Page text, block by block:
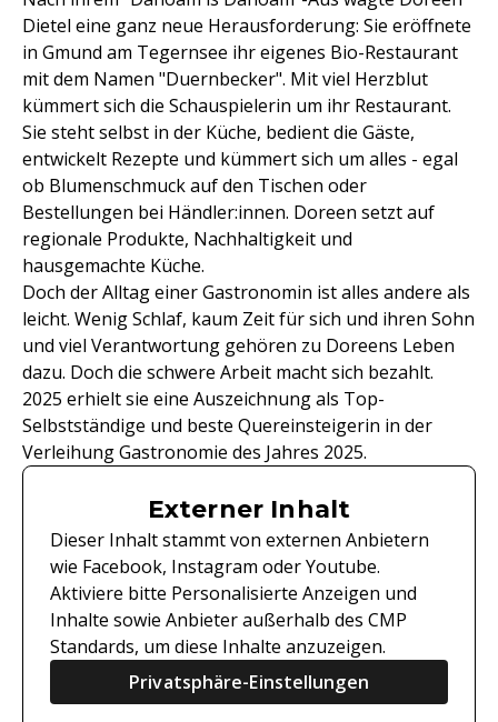
Dietel eine ganz neue Herausforderung: Sie eröffnete
in Gmund am Tegernsee ihr eigenes Bio-Restaurant
mit dem Namen "Duernbecker". Mit viel Herzblut
kümmert sich die Schauspielerin um ihr Restaurant.
Sie steht selbst in der Küche, bedient die Gäste,
entwickelt Rezepte und kümmert sich um alles - egal
ob Blumenschmuck auf den Tischen oder
Bestellungen bei Händler:innen. Doreen setzt auf
regionale Produkte, Nachhaltigkeit und
hausgemachte Küche.
Doch der Alltag einer Gastronomin ist alles andere als
leicht. Wenig Schlaf, kaum Zeit für sich und ihren Sohn
und viel Verantwortung gehören zu Doreens Leben
dazu. Doch die schwere Arbeit macht sich bezahlt.
2025 erhielt sie eine Auszeichnung als Top-
Selbstständige und beste Quereinsteigerin in der
Verleihung Gastronomie des Jahres 2025.
Externer Inhalt
Dieser Inhalt stammt von externen Anbietern
wie Facebook, Instagram oder Youtube.
Aktiviere bitte Personalisierte Anzeigen und
Inhalte sowie Anbieter außerhalb des CMP
Standards, um diese Inhalte anzuzeigen.
Privatsphäre-Einstellungen